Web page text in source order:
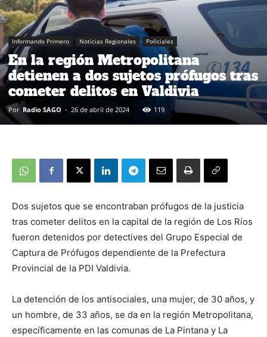
Informando Primero Noticias Regionales Policiales
En la región Metropolitana
detienen a dos sujetos prófugos tras
cometer delitos en Valdivia
Por Radio SAGO - 26 de abril de 2024 119
Dos sujetos que se encontraban prófugos de la justicia
tras cometer delitos en la capital de la región de Los Ríos
fueron detenidos por detectives del Grupo Especial de
Captura de Prófugos dependiente de la Prefectura
Provincial de la PDI Valdivia.
La detención de los antisociales, una mujer, de 30 años, y
un hombre, de 33 años, se da en la región Metropolitana,
específicamente en las comunas de La Pintana y La